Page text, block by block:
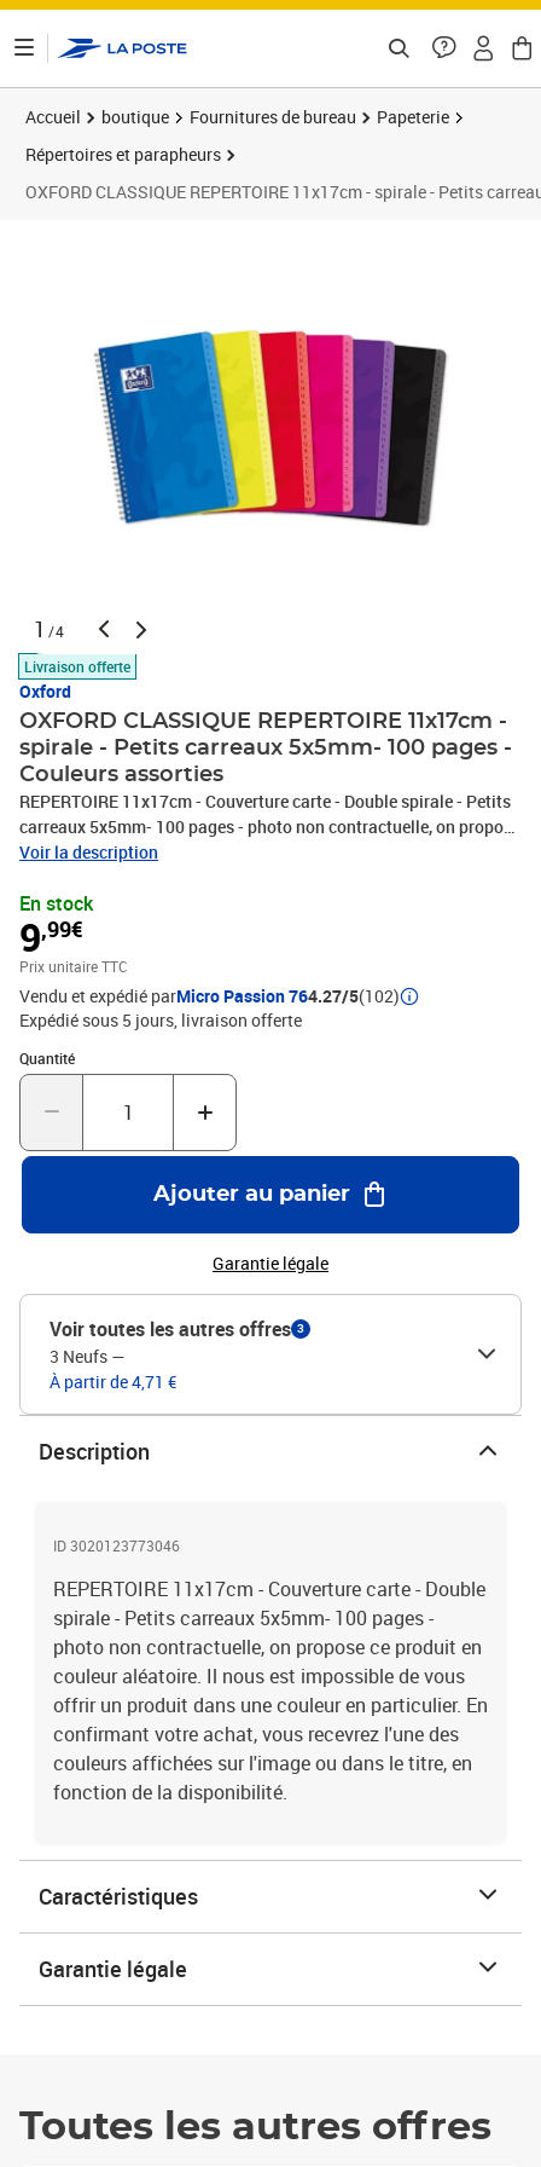
Accueil boutique Fournitures de bureau
Papeterie
Répertoires et parapheurs
OXFORD CLASSIQUE REPERTOIRE 11x17cm - spirale - Petits
1 /4
Livraison offerte
Oxford
OXFORD CLASSIQUE REPERTOIRE 11x17cm -
spirale - Petits carreaux 5x5mm- 100 pages -
Couleurs assorties
REPERTOIRE 11x17cm - Couverture carte - Double spirale - Petits
carreaux 5x5mm- 100 pages - photo non contractuelle, on propose
ce produit en couleur aléatoire. Il nous est impossible de vous
votre achat, vous recevrez l'une des couleurs affichées sur l'image
ou dans le titre, en fonction de la disponibilité.
Voir la description
En stock
9,99€
Prix unitaire TTC
Vendu et expédié parMicro Passion 764.27/5(102)
Expédié sous 5 jours livraison offerte
Quantité
Quantité : 1
Ajouter au panier
Garantie légale
Voir toutes les autres offres 3
3 Neufs —
À partir de 4,71 €
Description
ID 3020123773046
REPERTOIRE 11x17cm - Couverture carte - Double
spirale - Petits carreaux 5x5mm- 100 pages -
photo non contractuelle, on propose ce produit en
couleur aléatoire. Il nous est impossible de vous
offrir un produit dans une couleur en particulier. En
confirmant votre achat, vous recevrez l'une des
couleurs affichées sur l'image ou dans le titre, en
fonction de la disponibilité.
Caractéristiques
Garantie légale
Toutes les autres offres